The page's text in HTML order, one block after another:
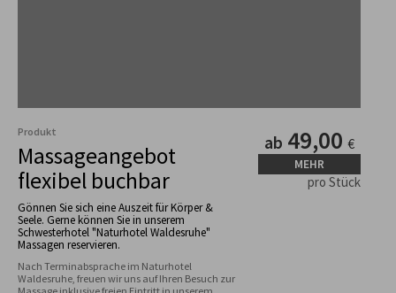
Produkt
Massageangebot
flexibel buchbar
Gönnen Sie sich eine Auszeit für Körper &
Seele. Gerne können Sie in unserem
Schwesterhotel "Naturhotel Waldesruhe"
Massagen reservieren.
Nach Terminabsprache im Naturhotel
Waldesruhe, freuen wir uns auf Ihren Besuch zur
ab 49,00 €
MEHR
pro Stück